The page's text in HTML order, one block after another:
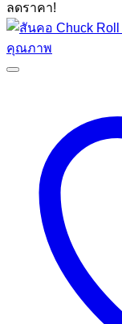
฿79.00.
ลดราคา!